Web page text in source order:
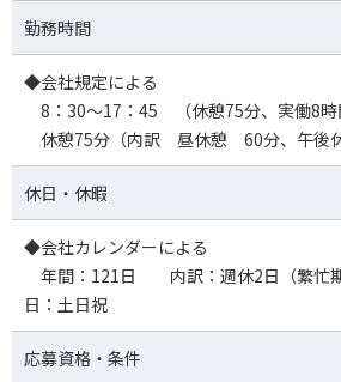
勤務時間
◆会社規定による
8：30～17：45 （休憩75分、実働8時
休憩75分（内訳 昼休憩 60分、午後
休日・休暇
◆会社カレンダーによる
年間：121日 内訳：週休2日（繁忙
日：土日祝
応募資格・条件